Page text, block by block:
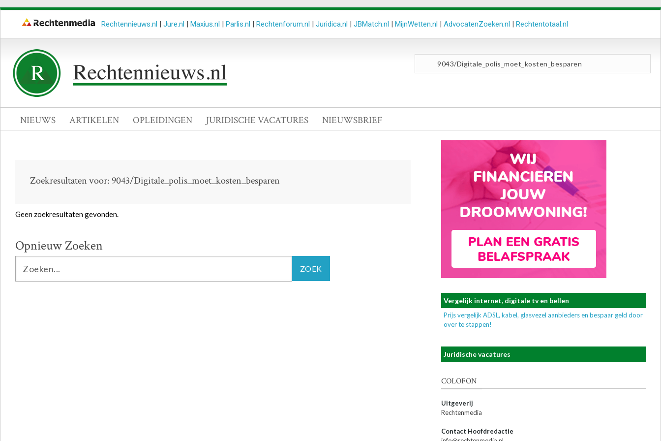
Rechtennieuws.nl | Jure.nl | Maxius.nl | Parlis.nl | Rechtenforum.nl | Juridica.nl | JBMatch.nl | MijnWetten.nl | AdvocatenZoeken.nl | Rechtentotaal.nl
NIEUWS ARTIKELEN OPLEIDINGEN JURIDISCHE VACATURES NIEUWSBRIEF
Zoekresultaten voor: 9043/Digitale_polis_moet_kosten_besparen
Geen zoekresultaten gevonden.
Opnieuw Zoeken
Vergelijk internet, digitale tv en bellen
Prijs vergelijk ADSL, kabel, glasvezel aanbieders en bespaar geld door
over te stappen!
Juridische vacatures
COLOFON
Uitgeverij
Rechtenmedia
Contact Hoofdredactie